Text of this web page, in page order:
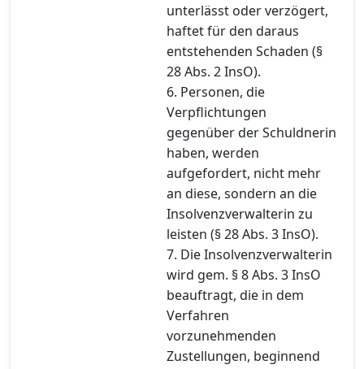
unterlässt oder verzögert,
haftet für den daraus
entstehenden Schaden (§
28 Abs. 2 InsO).
6. Personen, die
Verpflichtungen
gegenüber der Schuldnerin
haben, werden
aufgefordert, nicht mehr
an diese, sondern an die
Insolvenzverwalterin zu
leisten (§ 28 Abs. 3 InsO).
7. Die Insolvenzverwalterin
wird gem. § 8 Abs. 3 InsO
beauftragt, die in dem
Verfahren
vorzunehmenden
Zustellungen, beginnend